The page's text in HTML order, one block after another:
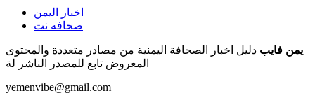
اخبار اليمن
صحافه نت
يمن فايب دليل اخبار الصحافة اليمنية من مصادر متعددة والمحتوى
المعروض تابع للمصدر الناشر لة
yemenvibe@gmail.com